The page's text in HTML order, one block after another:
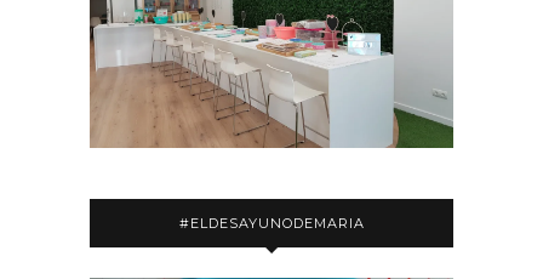
#ELDESAYUNODEMARIA